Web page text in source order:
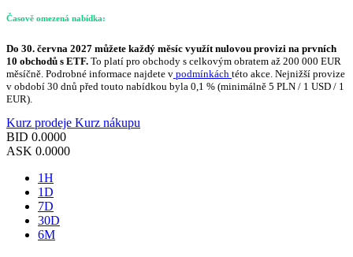
Časově omezená nabídka:
Do 30. června 2027 můžete každý měsíc využít nulovou provizi na prvních
10 obchodů s ETF. To platí pro obchody s celkovým obratem až 200 000 EUR
měsíčně. Podrobné informace najdete v podmínkách této akce. Nejnižší provize
v období 30 dnů před touto nabídkou byla 0,1 % (minimálně 5 PLN / 1 USD / 1
EUR).
Kurz prodeje Kurz nákupu
BID 0.0000
ASK 0.0000
1H
1D
7D
30D
6M